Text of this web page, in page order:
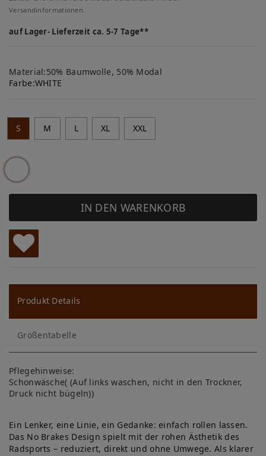
Versandinformationen.
auf Lager- Lieferzeit ca. 5-7 Tage**
Material:50% Baumwolle, 50% Modal
Farbe:WHITE
S M L XL XXL
IN DEN WARENKORB
W
u
ns
ch
lis
te
Produkt Details
Größentabelle
Pflegehinweise:
Schonwäsche( (Auf links waschen, nicht in den Trockner,
Druck nicht bügeln))
Ein Lenker, eine Linie, ein Gedanke: einfach rollen lassen.
Das No Brakes Design spielt mit der rohen Ästhetik des
Radsports – reduziert, direkt und ohne Umwege. Als klarer